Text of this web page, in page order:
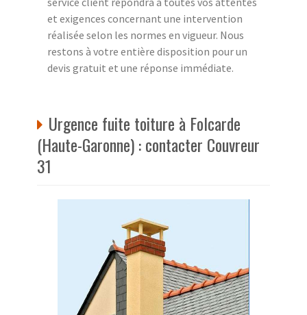
et exigences concernant une intervention
réalisée selon les normes en vigueur. Nous
restons à votre entière disposition pour un
devis gratuit et une réponse immédiate.
Urgence fuite toiture à Folcarde
(Haute-Garonne) : contacter Couvreur
31